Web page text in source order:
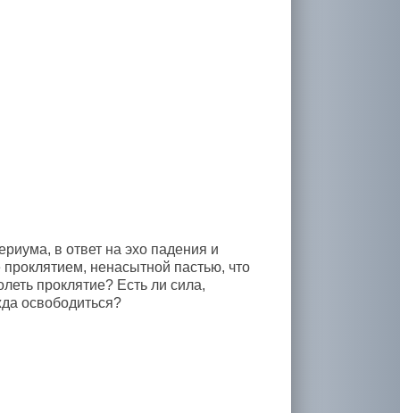
в ответ на эхо падения и
ненасытной пастью, что
проклятие? Есть ли сила,
освободиться?